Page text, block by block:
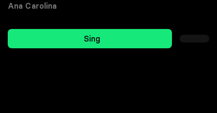
Ana Carolina
Sing